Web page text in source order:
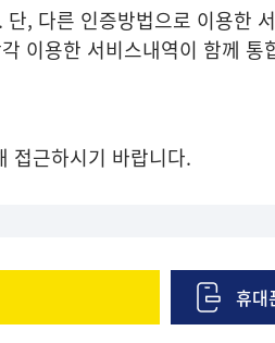
, 다른 인증방법으로 이용한
이용한 서비스내역이 함께 통
접근하시기 바랍니다.
휴대